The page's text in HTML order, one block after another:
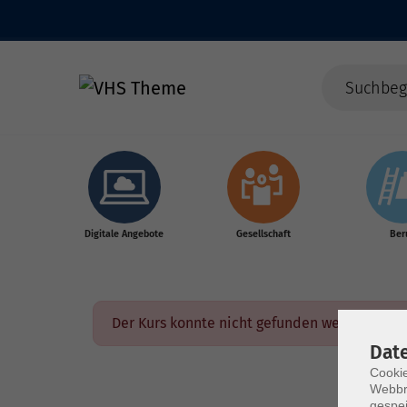
Digitale Angebote Gesellschaft
Der Kurs konnte nicht gefunden werden.